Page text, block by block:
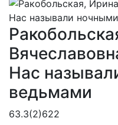
Нас
ведьмами
63.3(2)622